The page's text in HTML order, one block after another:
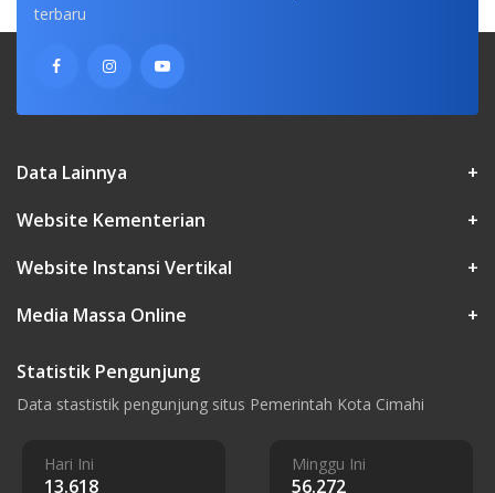
terbaru
Data Lainnya
+
Website Kementerian
+
Website Instansi Vertikal
+
Media Massa Online
+
Statistik Pengunjung
Data stastistik pengunjung situs Pemerintah Kota Cimahi
Hari Ini
13.618
Minggu Ini
56.272